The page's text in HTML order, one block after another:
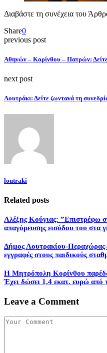
Διαβάστε τη συνέχεια του
Share0
previous post
Αθηνών – Κορίνθου – Πατρών: Δείτε
next post
Λουτράκι: Δείτε ζωντανά τη
loutraki
Related posts
Αλέξης Κούγιας: ”Επιστρέφω
απαγόρευσης εισόδου του στα
Δήμος Λουτρακίου-
εγγραφές στους παιδικούς
Η Μητρόπολη Κορίνθου
Έχει δώσει 1,4 εκατ. ευρώ από
Leave a Comment